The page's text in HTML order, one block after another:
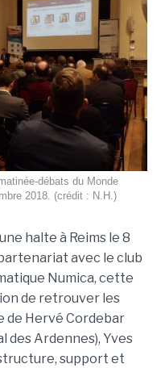
débats du Monde
2018. (crédit : N.H.)
halte à Reims le 8
avec le club
Numica, cette
de retrouver les
de Hervé Cordebar
des Ardennes), Yves
support et